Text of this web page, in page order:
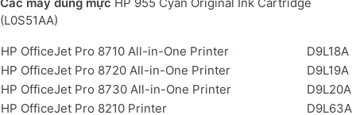
(L0S51AA)
HP OfficeJet Pro 8710 All-in-One Printer
D9L18A
HP OfficeJet Pro 8720 All-in-One Printer
D9L19A
HP OfficeJet Pro 8730 All-in-One Printer
D9L20A
HP OfficeJet Pro 8210 Printer
D9L63A